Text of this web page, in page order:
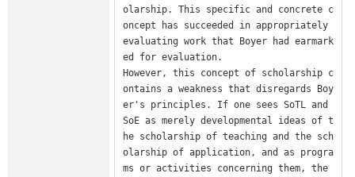
olarship. This specific and concrete c
oncept has succeeded in appropriately
evaluating work that Boyer had earmark
ed for evaluation.
However, this concept of scholarship c
ontains a weakness that disregards Boy
er's principles. If one sees SoTL and
SoE as merely developmental ideas of t
he scholarship of teaching and the sch
olarship of application, and as progra
ms or activities concerning them, the